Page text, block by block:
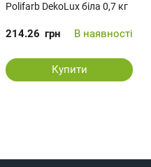
Polifarb DekoLux біла 0,7 кг
214.26 грн В наявності
Купити